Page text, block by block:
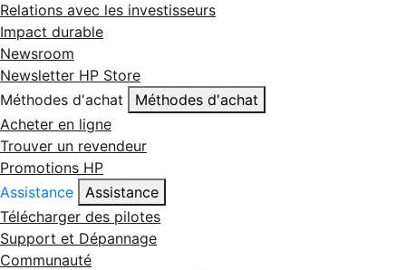
Relations avec les investisseurs
Impact durable
Newsroom
Newsletter HP Store
Méthodes d'achat
Méthodes d'achat
Acheter en ligne
Trouver un revendeur
Promotions HP
Assistance
Assistance
Télécharger des pilotes
Support et Dépannage
Communauté